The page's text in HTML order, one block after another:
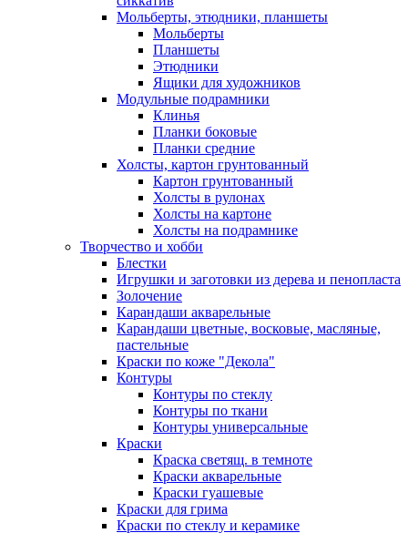
Мольберты, этюдники, планшеты
Мольберты
Планшеты
Этюдники
Ящики для художников
Модульные подрамники
Клинья
Планки боковые
Планки средние
Холсты, картон грунтованный
Картон грунтованный
Холсты в рулонах
Холсты на картоне
Холсты на подрамнике
Творчество и хобби
Блестки
Игрушки и заготовки из дерева и пенопласта
Золочение
Карандаши акварельные
Карандаши цветные, восковые, масляные,
пастельные
Краски по коже "Декола"
Контуры
Контуры по стеклу
Контуры по ткани
Контуры универсальные
Краски
Краска светящ. в темноте
Краски акварельные
Краски гуашевые
Краски для грима
Краски по стеклу и керамике